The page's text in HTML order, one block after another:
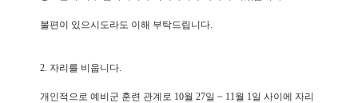
불편이 있으시도라도 이해 부탁드립니다.
2. 자리를 비웁니다.
개인적으로 예비군 훈련 관계로 10월 27일 ~ 11월 1일 사이에 자리